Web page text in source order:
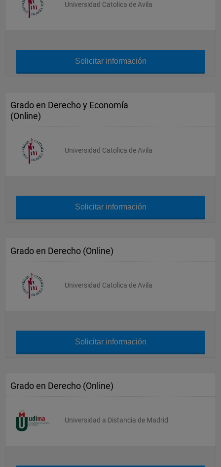
Universidad Catolica de Avila
Solicitar información
Grado en Derecho y Economía
(Online)
Universidad Catolica de Avila
Solicitar información
Grado en Derecho (Online)
Universidad Catolica de Avila
Solicitar información
Grado en Derecho (Online)
Universidad a Distancia de Madrid